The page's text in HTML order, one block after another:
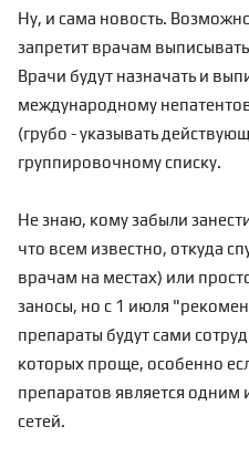
Ну, и сама новость.
запретит врачам
Врачи будут назначать и
международному
(грубо - указывать
группировочному списку.
Не знаю, кому забыли
что всем известно, откуда
врачам на местах) или
заносы, но с 1 июля
препараты будут сами
которых проще, особенно
препаратов является одним
сетей.